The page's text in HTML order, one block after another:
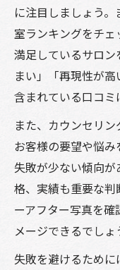
に注目しましょう
室ランキングをチ
満足しているサロン
まい」「再現性が
含まれている口コミ
また、カウンセリン
お客様の要望や悩み
失敗が少ない傾向
格、実績も重要な判
ーアフター写真を
メージできるでしょ
失敗を避けるため